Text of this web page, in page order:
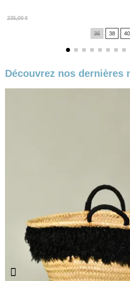
235,00 €
Prix
36 38 40
Découvrez nos dernières